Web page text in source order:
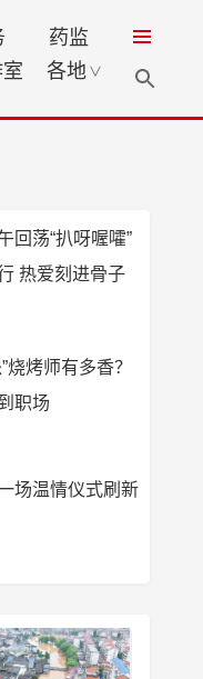
药监
各地 ∨
回荡“扒呀喔嚯”
热爱刻进骨子
烧烤师有多香？
职场
场温情仪式刷新